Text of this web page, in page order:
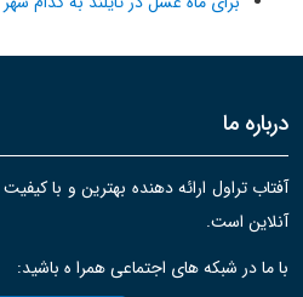
درباره ما
آفتاب تراول ارائه دهنده بهترین و با
آنلاین است.
با ما در شبکه های اجتماعی همرا ه باشید: